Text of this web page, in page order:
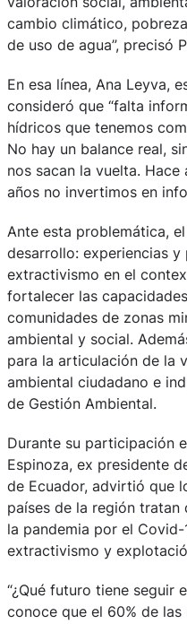
cambio climático,
de uso de agua”, precisó
En esa línea, Ana Leyva,
consideró que “falta
hídricos que tenemos
No hay un balance real,
nos sacan la vuelta.
años no invertimos en
Ante esta problemática,
desarrollo: experiencias
extractivismo en el
fortalecer las
comunidades de zonas
ambiental y social.
para la articulación de la
ambiental ciudadano e
de Gestión Ambiental.
Durante su participación
Espinoza, ex presidente
de Ecuador, advirtió que
países de la región
la pandemia por el
extractivismo y
“¿Qué futuro tiene seguir
conoce que el 60% de